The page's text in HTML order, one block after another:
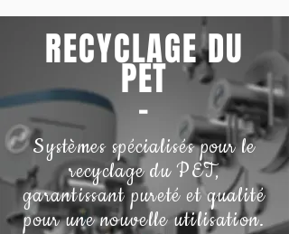
RECYCLAGE DU
PET
-
Systèmes spécialisés pour le
recyclage du PET,
garantissant pureté et qualité
pour une nouvelle utilisation.